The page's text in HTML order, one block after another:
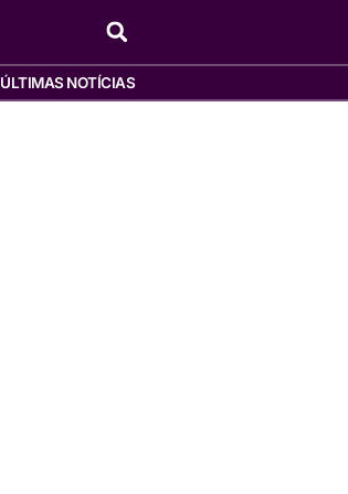
ÚLTIMAS NOTÍCIAS